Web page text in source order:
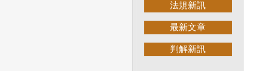
法規新訊
最新文章
判解新訊